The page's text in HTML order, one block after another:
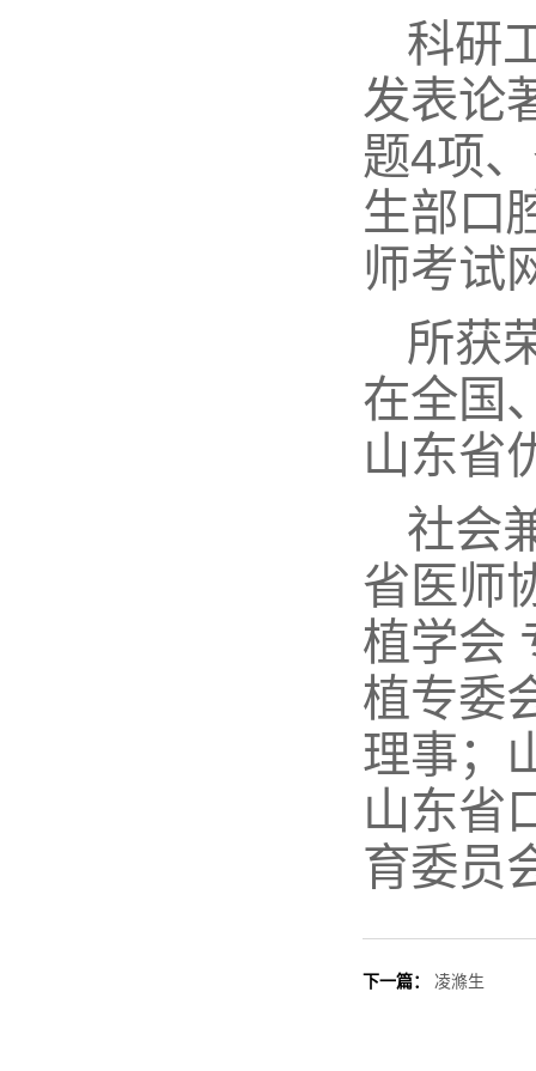
科研
发表论
题4项
生部口
师考试
所获
在全国
山东省
社会
省医师
植学会
植专委
理事；
山东省
育委员
下一篇： 凌滌生